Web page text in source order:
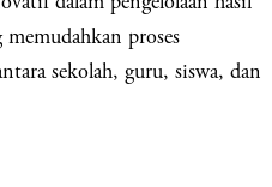
memudahkan proses
sekolah, guru, siswa, dan